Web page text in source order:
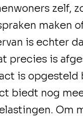
zelf,
maken
is echter
precies is
is opgesteld
biedt nog
Om